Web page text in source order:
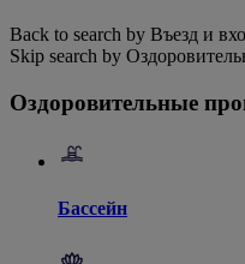
Back to search by Въезд и
Skip search by
Оздоровительные
Бассейн